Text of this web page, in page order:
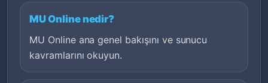
MU Online nedir?
MU Online ana genel bakışını ve sunucu
kavramlarını okuyun.